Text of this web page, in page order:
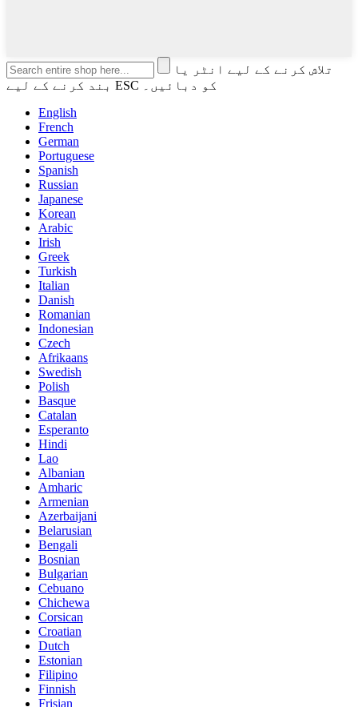
تلاش کرنے کے لیے انٹر یا
بند کرنے کے لیے ESC کو دبائیں۔
English
French
German
Portuguese
Spanish
Russian
Japanese
Korean
Arabic
Irish
Greek
Turkish
Italian
Danish
Romanian
Indonesian
Czech
Afrikaans
Swedish
Polish
Basque
Catalan
Esperanto
Hindi
Lao
Albanian
Amharic
Armenian
Azerbaijani
Belarusian
Bengali
Bosnian
Bulgarian
Cebuano
Chichewa
Corsican
Croatian
Dutch
Estonian
Filipino
Finnish
Frisian